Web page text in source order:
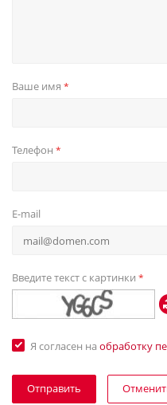
Ваше имя *
Телефон *
E-mail
Введите текст с картинки *
Я согласен на обработку